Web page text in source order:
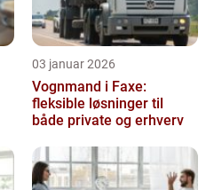
03 januar 2026
Vognmand i Faxe:
fleksible løsninger til
både private og erhverv